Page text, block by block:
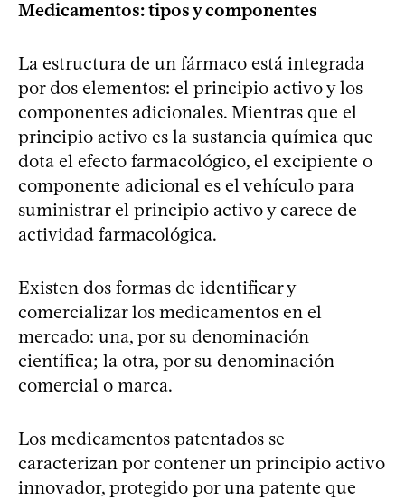
Medicamentos: tipos y componentes
La estructura de un fármaco está integrada
por dos elementos: el principio activo y los
componentes adicionales. Mientras que el
principio activo es la sustancia química que
dota el efecto farmacológico, el excipiente o
componente adicional es el vehículo para
suministrar el principio activo y carece de
actividad farmacológica.
Existen dos formas de identificar y
comercializar los medicamentos en el
mercado: una, por su denominación
científica; la otra, por su denominación
comercial o marca.
Los medicamentos patentados se
caracterizan por contener un principio activo
innovador, protegido por una patente que